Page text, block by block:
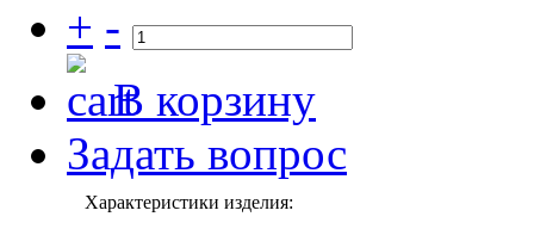
+ -
В корзину
Задать вопрос
Характеристики изделия: